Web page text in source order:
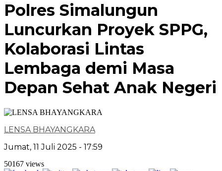
Polres Simalungun
Luncurkan Proyek SPPG,
Kolaborasi Lintas
Lembaga demi Masa
Depan Sehat Anak Negeri
LENSA BHAYANGKARA
Jumat, 11 Juli 2025 - 17:59
50167 views